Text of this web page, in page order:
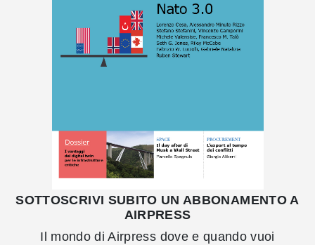
SOTTOSCRIVI SUBITO UN ABBONAMENTO A
AIRPRESS
Il mondo di Airpress dove e quando vuoi